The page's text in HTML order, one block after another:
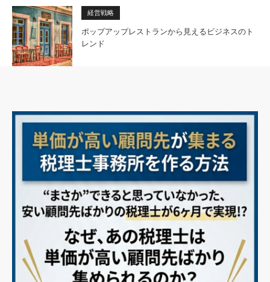
経営戦略
ポップアップレストランから見えるビジネスのト
レンド